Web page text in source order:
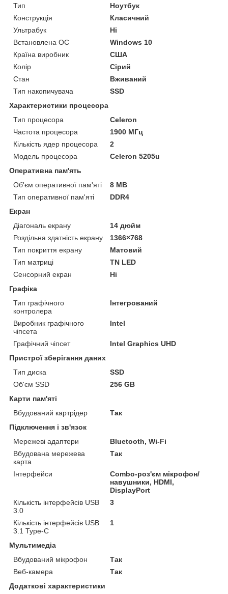
Тип
Ноутбук
Конструкція
Класичний
Ультрабук
Ні
Встановлена ОС
Windows 10
Країна виробник
США
Колір
Сірий
Стан
Вживаний
Тип накопичувача
SSD
Характеристики процесора
Тип процесора
Celeron
Частота процесора
1900 МГц
Кількість ядер процесора
2
Модель процесора
Celeron 5205u
Оперативна пам'ять
Об'єм оперативної пам'яті
8 MB
Тип оперативної пам'яті
DDR4
Екран
Діагональ екрану
14 дюйм
Роздільна здатність екрану
1366×768
Тип покриття екрану
Матовий
Тип матриці
TN LED
Сенсорний екран
Ні
Графіка
Тип графічного
контролера
Інтегрований
Виробник графічного
чіпсета
Intel
Графічний чіпсет
Intel Graphics UHD
Пристрої зберігання даних
Тип диска
SSD
Об'єм SSD
256 GB
Карти пам'яті
Вбудований картрідер
Так
Підключення і зв'язок
Мережеві адаптери
Bluetooth, Wi-Fi
Вбудована мережева
карта
Так
Інтерфейси
Combo-роз'єм мікрофон/
навушники, HDMI,
DisplayPort
Кількість інтерфейсів USB
3.0
3
Кількість інтерфейсів USB
3.1 Type-C
1
Мультимедіа
Вбудований мікрофон
Так
Веб-камера
Так
Додаткові характеристики